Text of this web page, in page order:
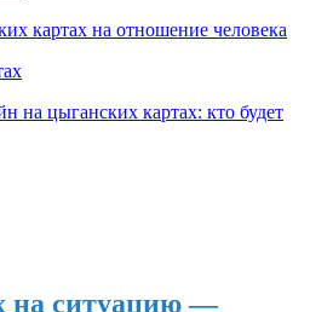
картах на отношение человека
на цыганских картах: кто будет
на ситуацию —